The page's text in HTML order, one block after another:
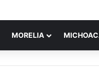
MORELIA